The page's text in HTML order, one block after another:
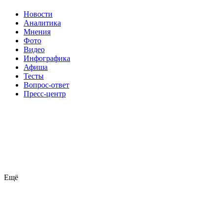
Новости
Аналитика
Мнения
Фото
Видео
Инфографика
Афиша
Тесты
Вопрос-ответ
Пресс-центр
Ещё